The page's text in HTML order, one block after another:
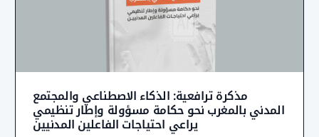
مذكرة ترافعية: الذكاء الاصطناعي والمجتمع
بالمغرب نحو حكامة مسؤولة وإطار تنظيمي
يراعي احتياجات الفاعلين المدنيين